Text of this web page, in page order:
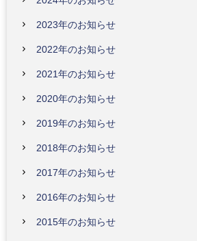
2023年のお知らせ
2022年のお知らせ
2021年のお知らせ
2020年のお知らせ
2019年のお知らせ
2018年のお知らせ
2017年のお知らせ
2016年のお知らせ
2015年のお知らせ